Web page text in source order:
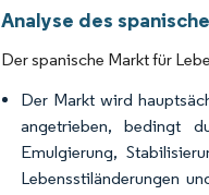
Analyse des
Der spanische Markt für
Der Markt wird
angetrieben, bedingt
Emulgierung,
Lebensstiländerungen